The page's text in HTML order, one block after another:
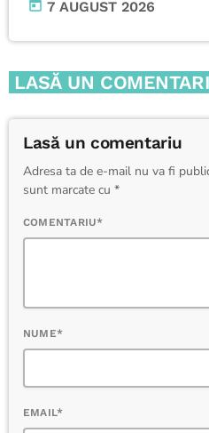
today 7 AUGUST 2026
LASĂ UN
Lasă un comentariu
Adresa ta de e-mail nu va fi
sunt marcate cu *
COMENTARIU*
NUME*
EMAIL*